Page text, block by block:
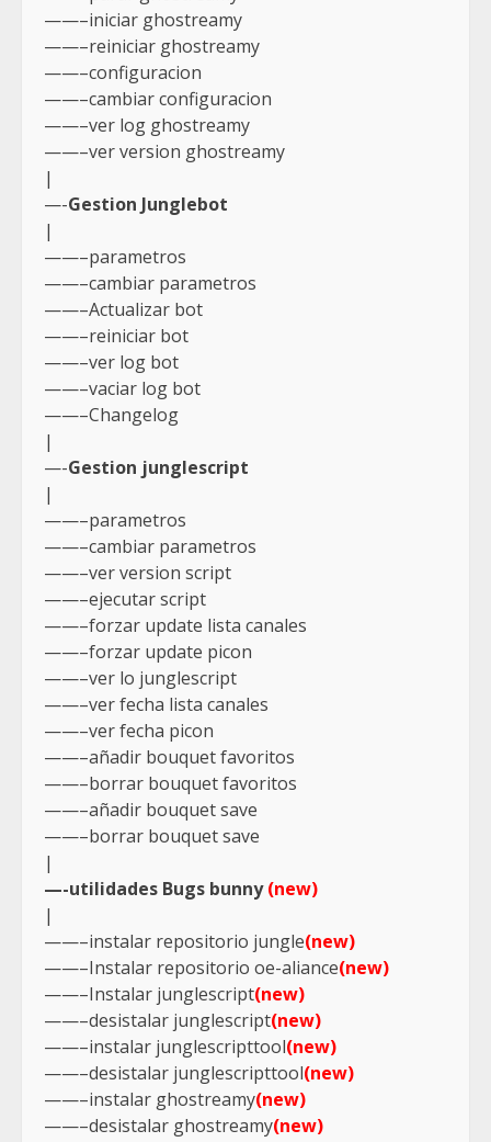
——–iniciar ghostreamy
——–reiniciar ghostreamy
——–configuracion
——–cambiar configuracion
——–ver log ghostreamy
——–ver version ghostreamy
|
—-Gestion Junglebot
|
——–parametros
——–cambiar parametros
——–Actualizar bot
——–reiniciar bot
——–ver log bot
——–vaciar log bot
——–Changelog
|
—-Gestion junglescript
|
——–parametros
——–cambiar parametros
——–ver version script
——–ejecutar script
——–forzar update lista canales
——–forzar update picon
——–ver lo junglescript
——–ver fecha lista canales
——–ver fecha picon
——–añadir bouquet favoritos
——–borrar bouquet favoritos
——–añadir bouquet save
——–borrar bouquet save
|
—-utilidades Bugs bunny(new)
|
——–instalar repositorio jungle(new)
——–Instalar repositorio oe-aliance(new)
——–Instalar junglescript(new)
——–desistalar junglescript(new)
——–instalar junglescripttool(new)
——–desistalar junglescripttool(new)
——–instalar ghostreamy(new)
——–desistalar ghostreamy(new)